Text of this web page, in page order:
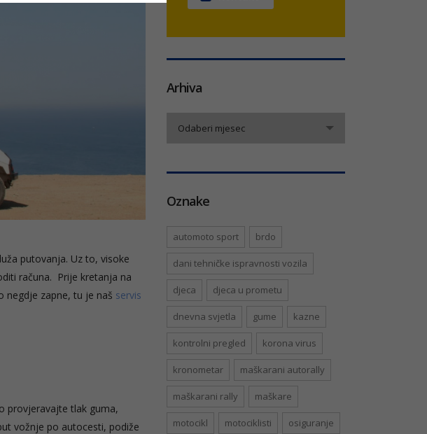
putovanja. Uz to, visoke
računa. Prije kretanja na
negdje zapne, tu je naš servis
provjeravajte tlak guma,
vožnje po autocesti, podiže
Arhiva
Odaberi mjesec
Oznake
automoto sport brdo
dani tehničke ispravnosti vozila
djeca djeca u prometu
dnevna svjetla gume kazne
kontrolni pregled korona virus
kronometar maškarani autorally
maškarani rally maškare
motocikl motociklisti osiguranje